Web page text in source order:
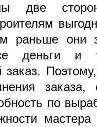
две
раньше они
деньги и
заказ.
заказа,
по